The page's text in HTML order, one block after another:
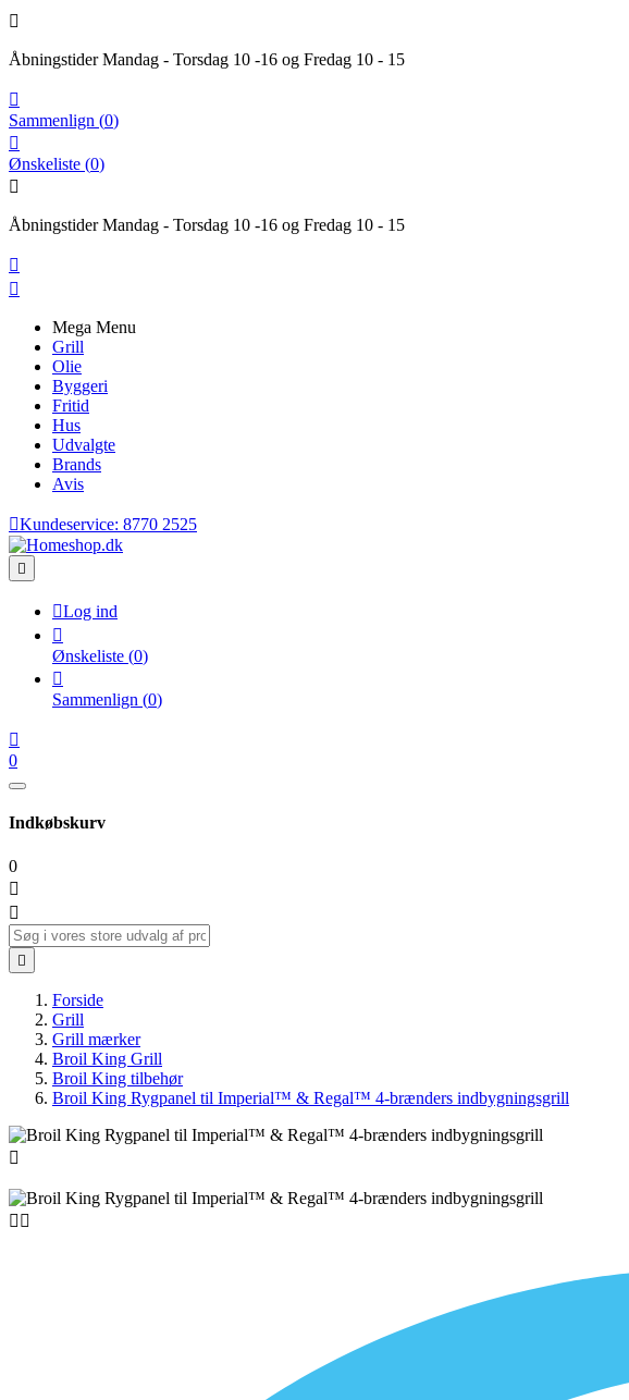

Åbningstider Mandag - Torsdag 10 -16 og Fredag 10 - 15

Sammenlign (0)

Ønskeliste (0)

Åbningstider Mandag - Torsdag 10 -16 og Fredag 10 - 15


Mega Menu
Grill
Olie
Byggeri
Fritid
Hus
Udvalgte
Brands
Avis
Kundeservice: 8770 2525

Log ind

Ønskeliste (0)

Sammenlign (0)

0
Indkøbskurv
0



Forside
Grill
Grill mærker
Broil King Grill
Broil King tilbehør
Broil King Rygpanel til Imperial™ & Regal™ 4-brænders indbygningsgrill

 